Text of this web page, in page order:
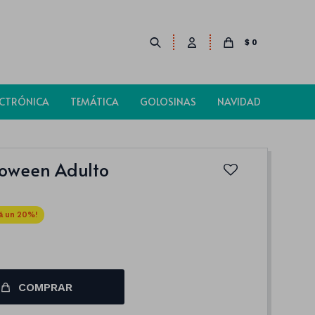
TEMÁTICA GOLOSINAS NAVIDAD
$ 0
Adulto
20
COMPRAR